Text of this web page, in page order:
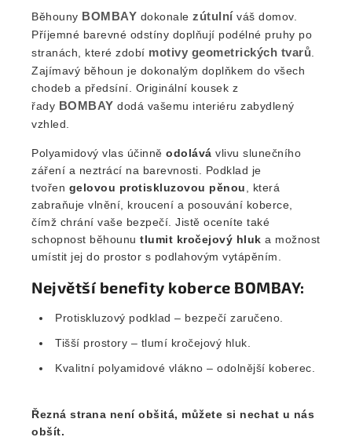
Běhouny BOMBAY dokonale zútulní váš domov.
Příjemné barevné odstíny doplňují podélné pruhy po
stranách, které zdobí motivy geometrických tvarů.
Zajímavý běhoun je dokonalým doplňkem do všech
chodeb a předsíní. Originální kousek z
řady BOMBAY dodá vašemu interiéru zabydlený
vzhled.
Polyamidový vlas účinně odolává vlivu slunečního
záření a neztrácí na barevnosti. Podklad je
tvořen gelovou protiskluzovou pěnou, která
zabraňuje vlnění, kroucení a posouvání koberce,
čímž chrání vaše bezpečí. Jistě oceníte také
schopnost běhounu tlumit kročejový hluk a možnost
umístit jej do prostor s podlahovým vytápěním.
Největší benefity koberce BOMBAY:
Protiskluzový podklad – bezpečí zaručeno.
Tišší prostory – tlumí kročejový hluk.
Kvalitní polyamidové vlákno – odolnější koberec.
Řezná strana není obšitá, můžete si nechat u nás
obšít.